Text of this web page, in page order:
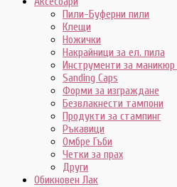
Пили-Буферни пили
Клещи
Ножички
Накрайници за ел. пила
Инструменти за маникюр
Sanding Caps
Форми за изграждане
Безвлакнести тампони
Продукти за стампинг
Ръкавици
Омбре Гъби
Четки за прах
Други
Обикновен Лак